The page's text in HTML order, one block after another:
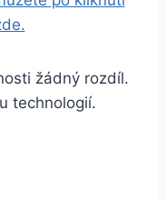
žádný rozdíl.
technologií.